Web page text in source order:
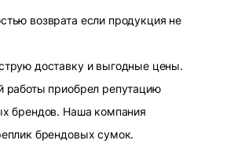
возврата если продукция не
доставку и выгодные цены.
работы приобрел репутацию
брендов. Наша компания
брендовых сумок.